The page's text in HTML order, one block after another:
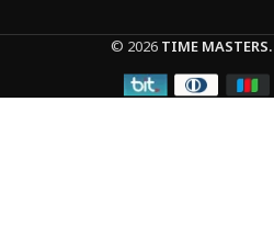
© 2026 TIME MASTERS.